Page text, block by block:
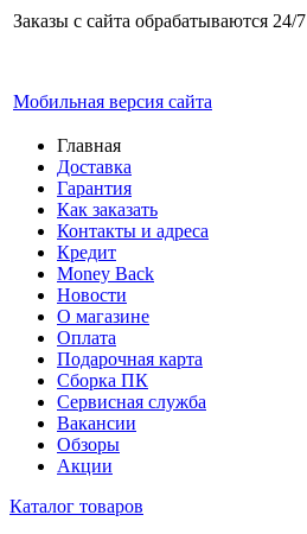
Заказы с сайта обрабатываются 24/7
Мобильная версия сайта
Главная
Доставка
Гарантия
Как заказать
Контакты и адреса
Кредит
Money Back
Новости
О магазине
Оплата
Подарочная карта
Сборка ПК
Сервисная служба
Вакансии
Обзоры
Акции
Каталог товаров